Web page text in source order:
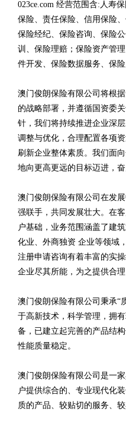
023ce.com 经营范围含:人寿
保险、责任保险、信用保险
保险经纪、保险咨询、保险
训、保险理赔；保险资产管
件开发、保险数据服务、保
澳门俊朗保险有限公司将根
的战略部署，并遵循国资委
针，我们将持续推进企业深
调整与优化，合理配置各项
刷新企业整体素质。我们面
地向更高更远的目标迈进，奋
澳门俊朗保险有限公司在发
强联手，共同发展壮大。在
户基础，业务范围涵盖了建
化业、外商独资 企业等领域
注册申请咨询有着丰富的实
企业尽其所能，为之提供合
澳门俊朗保险有限公司秉承“
于高新技术，科学管理，拥
备，已建立起完善的产品结
性能质量稳定。
澳门俊朗保险有限公司是一
户提供综合的、专业现代化
质的产品、较贴切的服务、